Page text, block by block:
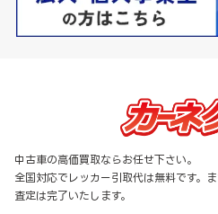
中古車の高価買取ならお任せ下さい。
全国対応でレッカー引取代は無料です。
査定は完了いたします。